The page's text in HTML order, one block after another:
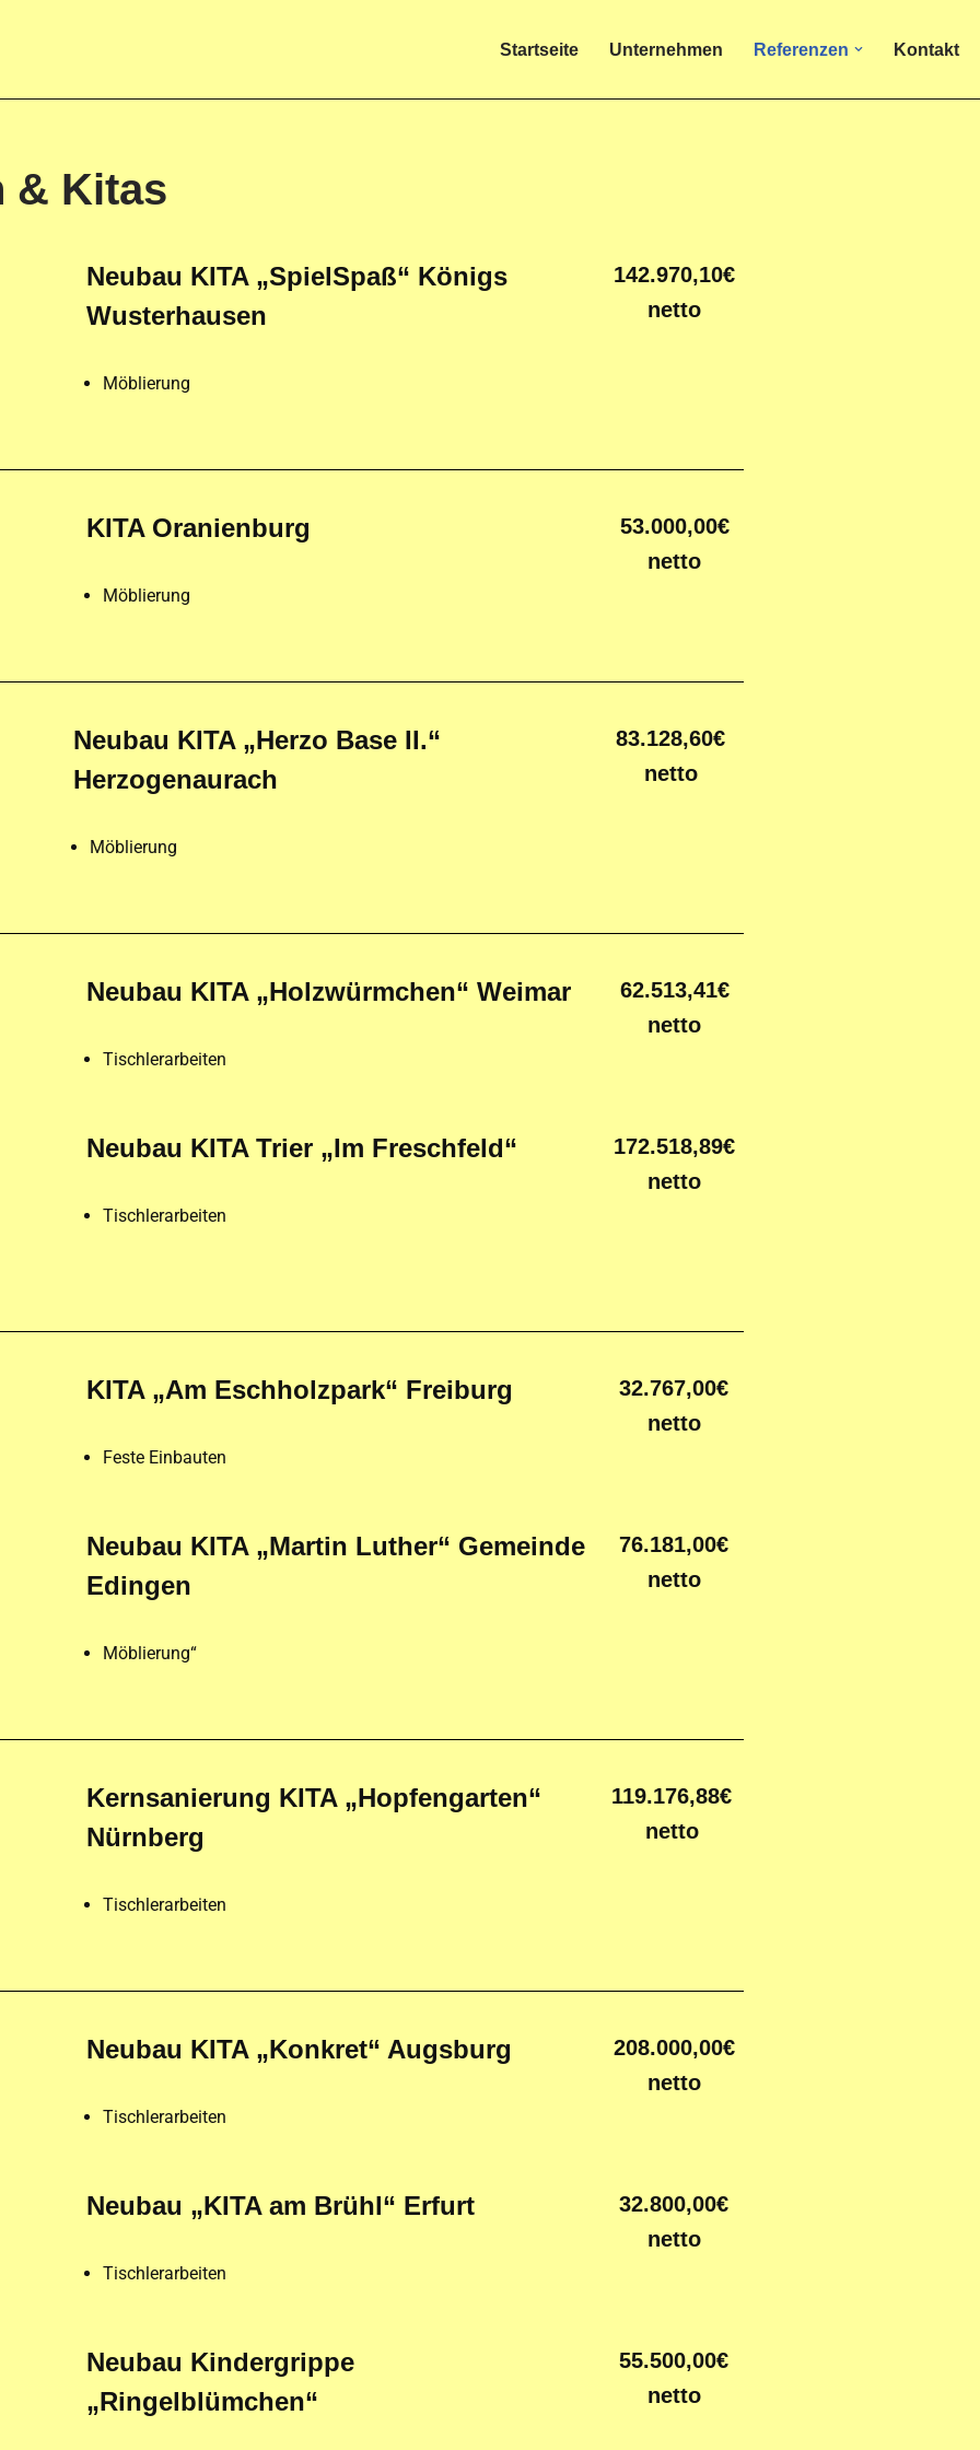
Startseite Unternehmen Referenzen Kontakt
& Kitas
Neubau KITA „SpielSpaß“ Königs
Wusterhausen
Möblierung
142.970,10€
netto
KITA Oranienburg
Möblierung
53.000,00€
netto
Neubau KITA „Herzo Base II.“
Herzogenaurach
Möblierung
83.128,60€
netto
Neubau KITA „Holzwürmchen“ Weimar
Tischlerarbeiten
62.513,41€
netto
Neubau KITA Trier „Im Freschfeld“
Tischlerarbeiten
172.518,89€
netto
KITA „Am Eschholzpark“ Freiburg
Feste Einbauten
32.767,00€
netto
Neubau KITA „Martin Luther“ Gemeinde
Edingen
Möblierung“
76.181,00€
netto
Kernsanierung KITA „Hopfengarten“
Nürnberg
Tischlerarbeiten
119.176,88€
netto
Neubau KITA „Konkret“ Augsburg
Tischlerarbeiten
208.000,00€
netto
Neubau „KITA am Brühl“ Erfurt
Tischlerarbeiten
32.800,00€
netto
Neubau Kindergrippe
„Ringelblümchen“
55.500,00€
netto